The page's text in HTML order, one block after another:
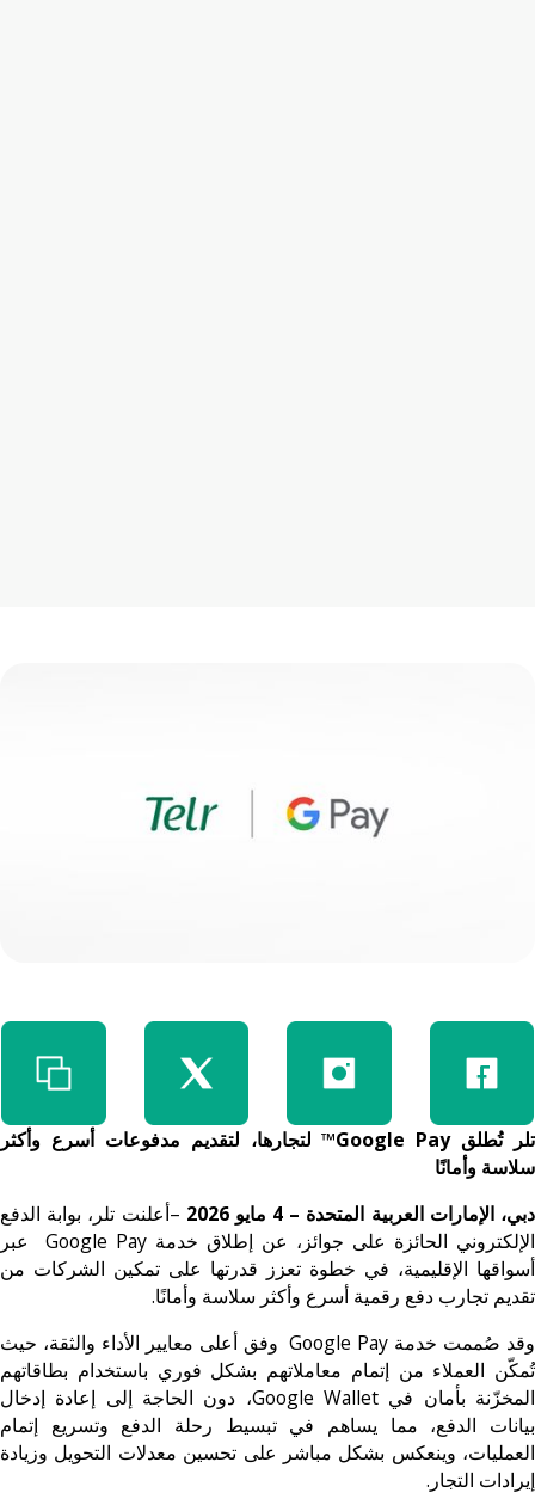
تلر تُطلق Google Pay™ لتجارها، لتقديم مدفوعات أسرع وأكثر
سلاسة وأمانًا
دبي، الإمارات العربية المتحدة – 4 مايو 2026
–أعلنت تلر، بوابة الدفع
الإلكتروني الحائزة على جوائز، عن إطلاق خدمة Google Pay عبر
أسواقها الإقليمية، في خطوة تعزز قدرتها على تمكين الشركات من
تقديم تجارب دفع رقمية أسرع وأكثر سلاسة وأمانًا.
وقد صُممت خدمة Google Pay وفق أعلى معايير الأداء والثقة، حيث
تُمكّن العملاء من إتمام معاملاتهم بشكل فوري باستخدام بطاقاتهم
المخزّنة بأمان في Google Wallet، دون الحاجة إلى إعادة إدخال
بيانات الدفع، مما يساهم في تبسيط رحلة الدفع وتسريع إتمام
العمليات، وينعكس بشكل مباشر على تحسين معدلات التحويل وزيادة
إيرادات التجار.